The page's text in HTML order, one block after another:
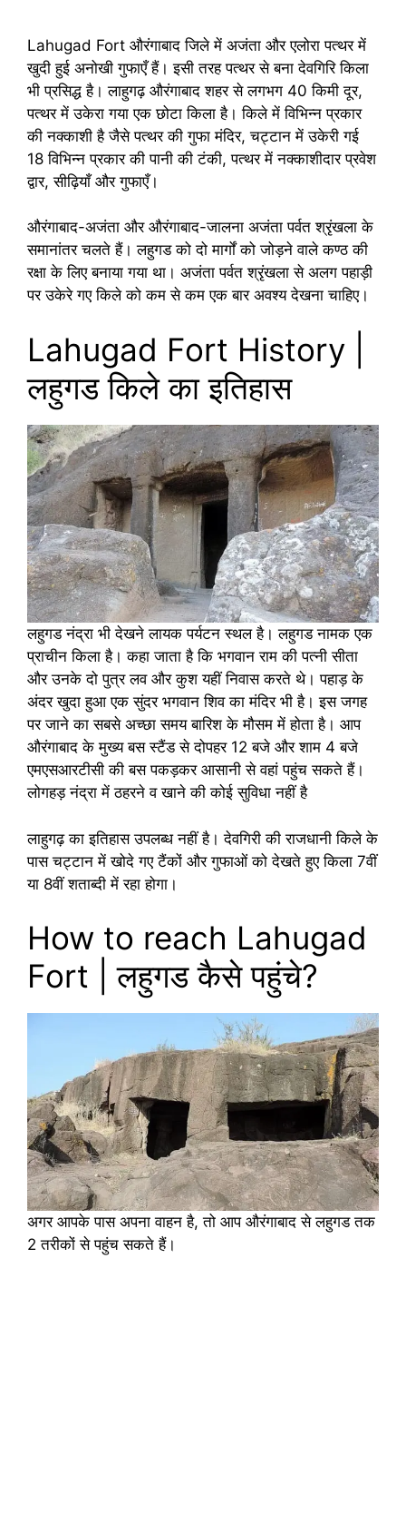
Lahugad Fort औरंगाबाद जिले में अजंता और एलोरा पत्थर में
खुदी हुई अनोखी गुफाएँ हैं। इसी तरह पत्थर से बना देवगिरि किला
भी प्रसिद्ध है। लाहुगढ़ औरंगाबाद शहर से लगभग 40 किमी दूर,
पत्थर में उकेरा गया एक छोटा किला है। किले में विभिन्न प्रकार
की नक्काशी है जैसे पत्थर की गुफा मंदिर, चट्टान में उकेरी गई
18 विभिन्न प्रकार की पानी की टंकी, पत्थर में नक्काशीदार प्रवेश
द्वार, सीढ़ियाँ और गुफाएँ।
औरंगाबाद-अजंता और औरंगाबाद-जालना अजंता पर्वत श्रृंखला के
समानांतर चलते हैं। लहुगड को दो मार्गों को जोड़ने वाले कण्ठ की
रक्षा के लिए बनाया गया था। अजंता पर्वत श्रृंखला से अलग पहाड़ी
पर उकेरे गए किले को कम से कम एक बार अवश्य देखना चाहिए।
Lahugad Fort History |
लहुगड किले का इतिहास
लहुगड नंद्रा भी देखने लायक पर्यटन स्थल है। लहुगड नामक एक
प्राचीन किला है। कहा जाता है कि भगवान राम की पत्नी सीता
और उनके दो पुत्र लव और कुश यहीं निवास करते थे। पहाड़ के
अंदर खुदा हुआ एक सुंदर भगवान शिव का मंदिर भी है। इस जगह
पर जाने का सबसे अच्छा समय बारिश के मौसम में होता है। आप
औरंगाबाद के मुख्य बस स्टैंड से दोपहर 12 बजे और शाम 4 बजे
एमएसआरटीसी की बस पकड़कर आसानी से वहां पहुंच सकते हैं।
लोगहड़ नंद्रा में ठहरने व खाने की कोई सुविधा नहीं है
लाहुगढ़ का इतिहास उपलब्ध नहीं है। देवगिरी की राजधानी किले के
पास चट्टान में खोदे गए टैंकों और गुफाओं को देखते हुए किला 7वीं
या 8वीं शताब्दी में रहा होगा।
How to reach Lahugad
Fort | लहुगड कैसे पहुंचे?
अगर आपके पास अपना वाहन है, तो आप औरंगाबाद से लहुगड तक
2 तरीकों से पहुंच सकते हैं।